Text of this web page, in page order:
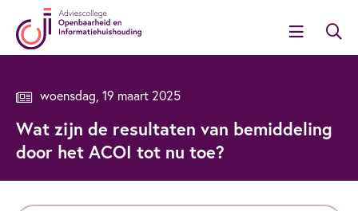
woensdag, 19 maart 2025
Wat zijn de resultaten van bemiddeling
door het ACOI tot nu toe?